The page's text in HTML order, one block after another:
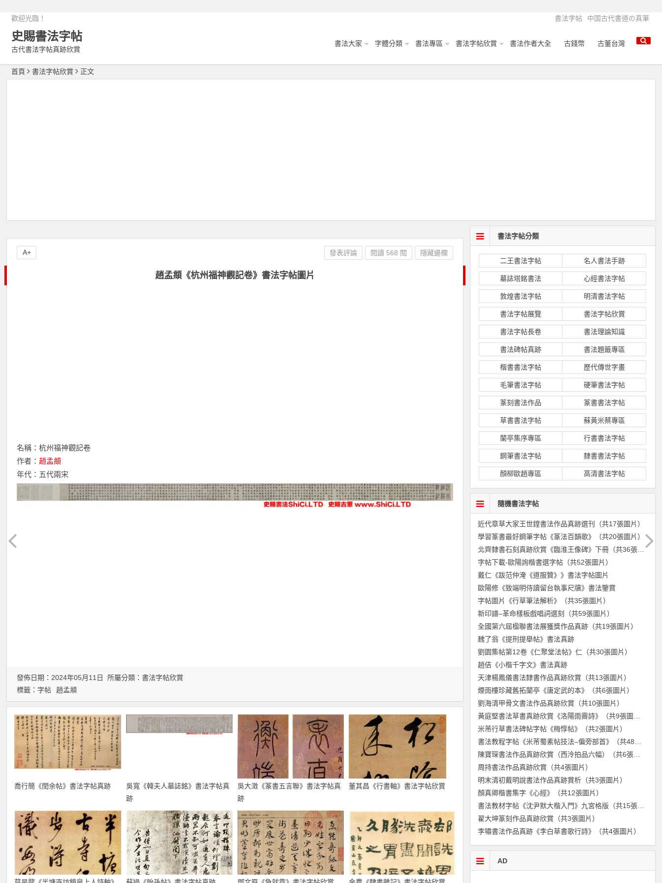
歡迎光臨！ 書法字帖 中国古代書道の真筆
史賜書法字帖
古代書法字帖真跡欣賞
書法大家 字體分類 書法專區 書法字帖欣賞 書法作者大全 古錢幣 古董台灣
首頁 書法字帖欣賞 正文
趙孟頫《杭州福神觀記卷》書法字帖圖片
名稱：杭州福神觀記卷
作者：趙孟頫
年代：五代兩宋
發表評論 閱讀 568 閱 隱藏邊欄
A+
發佈日期：2024年05月11日 所屬分類：書法字帖欣賞
標籤： 字帖 趙孟頫
喬行簡《閏余帖》書法字帖真跡
吳寬《韓夫人墓誌銘》書法字帖真
跡
吳大澂《篆書五言聯》書法字帖真
跡
董其昌《行書軸》書法字帖欣賞
書法字帖分類
二王書法字帖 名人書法手跡
墓誌塔銘書法 心經書法字帖
敦煌書法字帖 明清書法字帖
書法字帖展覽 書法字帖欣賞
書法字帖長卷 書法理論知識
書法碑帖真跡 書法題籤專區
楷書書法字帖 歷代傳世字畫
毛筆書法字帖 硬筆書法字帖
篆刻書法作品 篆書書法字帖
草書書法字帖 蘇黃米蔡專區
蘭亭集序專區 行書書法字帖
鋼筆書法字帖 隸書書法字帖
顏柳歐趙專區 高清書法字帖
隨機書法字帖
近代章草大家王世鏜書法作品真跡選刊（共17張圖片）
學習篆書最好鋼筆字帖《篆法百韻歌》（共20張圖片）
北齊隸書石刻真跡欣賞《臨淮王像碑》下冊（共36張圖片）
字帖下載-歐陽詢楷書選字帖（共52張圖片）
戴仁《跋范仲淹《道服贊》》書法字帖圖片
歐陽修《致端明侍讀留台執事尺牘》書法鑒賞
字帖圖片《行草筆法解析》（共35張圖片）
新印譜–革命樣板戲唱詞選刻（共59張圖片）
全國第六屆楹聯書法展獲獎作品真跡（共19張圖片）
魏了翁《提刑提舉帖》書法真跡
劉園集帖第12卷《仁聚堂法帖》仁（共30張圖片）
趙佶《小楷千字文》書法真跡
天津楊鳳儀書法隸書作品真跡欣賞（共13張圖片）
煙雨樓珍藏舊拓蘭亭《唐定武的本》（共6張圖片）
劉海清甲骨文書法作品真跡欣賞（共10張圖片）
米芾行草書法碑帖字帖《梅惇帖》（共2張圖片）
陳寶琛書法作品真跡欣賞（西泠拍品六幅）（共6張圖片）
周持書法作品真跡欣賞（共4張圖片）
明末清初戴明說書法作品真跡賞析（共3張圖片）
顏真卿楷書集字《心經》（共12張圖片）
書法教材字帖《沈尹默大楷入門》九宮格版（共15張圖片）
翟大坤篆刻作品真跡欣賞（共3張圖片）
李嘯書法作品真跡《李白草書歌行詩》（共4張圖片）
AD